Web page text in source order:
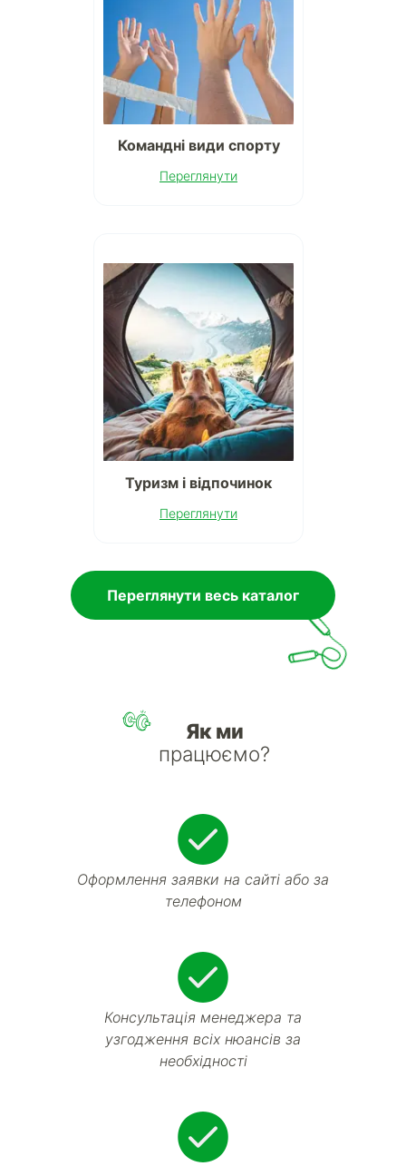
Командні види спорту
Переглянути
Туризм і відпочинок
Переглянути
Переглянути весь каталог
Як ми
працюємо?
Оформлення заявки на сайті або за
телефоном
Консультація менеджера та
узгодження всіх нюансів за
необхідності